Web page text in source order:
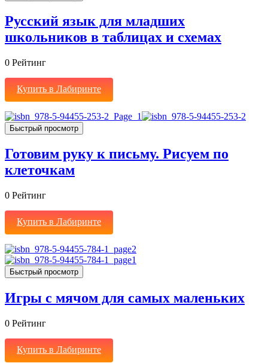
Русский язык для младших
школьников в таблицах и схемах
0 Рейтинг
Купить в Лабиринте
Быстрый просмотр
Готовим руку к письму. Рисуем по
клеточкам
0 Рейтинг
Купить в Лабиринте
Быстрый просмотр
Игры с мячом для самых маленьких
0 Рейтинг
Купить в Лабиринте